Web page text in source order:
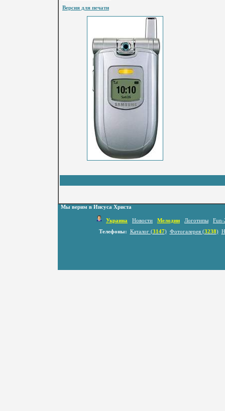
Версия для печати
Мы верим в Иисуса Христа
Украина Новости Мелодии Логотипы
Fun-
Телефоны:
Каталог (3147) Фотогалерея (3238)